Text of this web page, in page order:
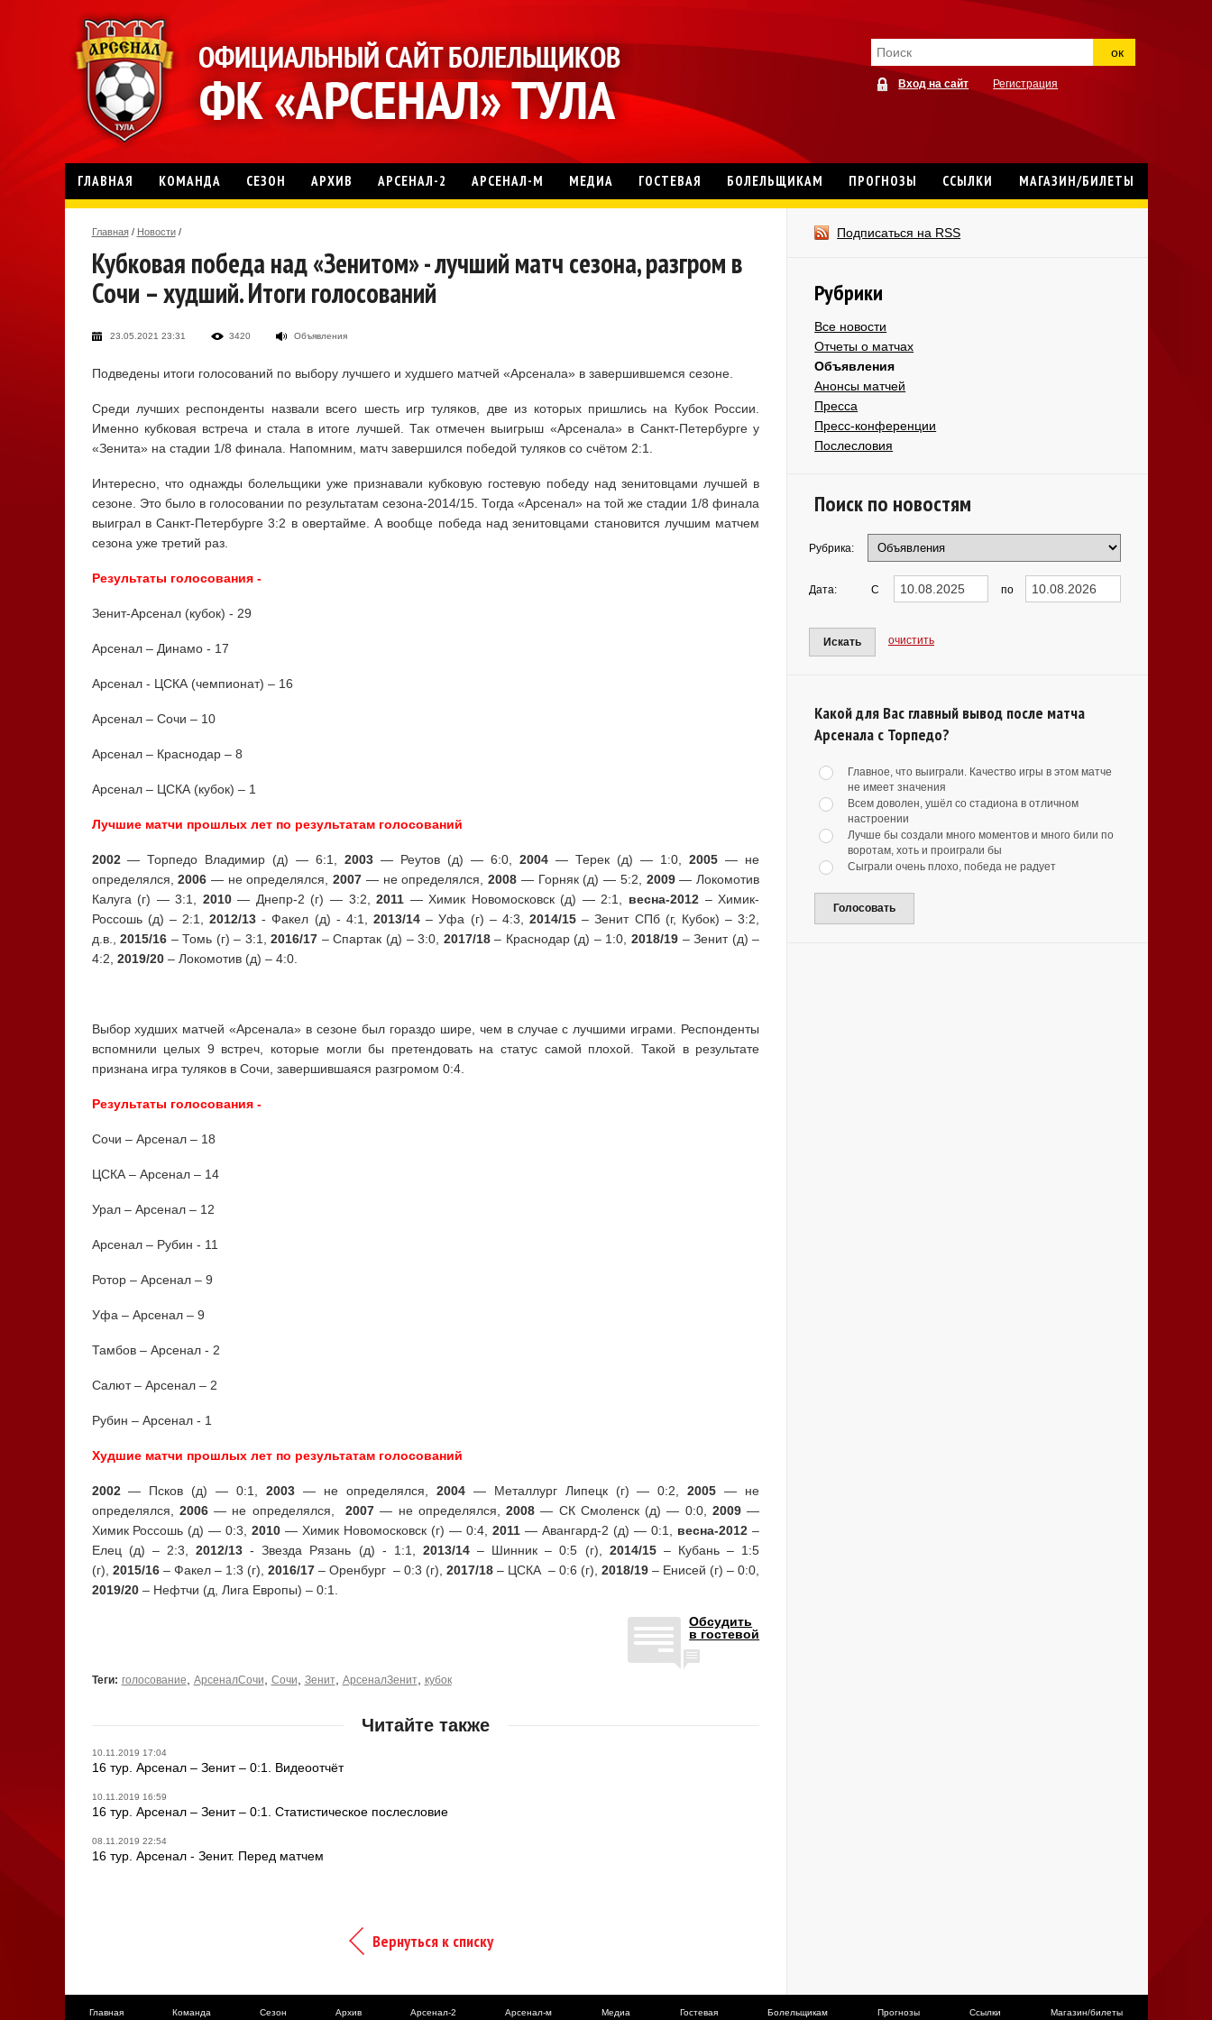
ок
Вход на сайт Регистрация
ГЛАВНАЯ КОМАНДА СЕЗОН АРХИВ АРСЕНАЛ-2 АРСЕНАЛ-М МЕДИА ГОСТЕВАЯ БОЛЕЛЬЩИКАМ ПРОГНОЗЫ ССЫЛКИ МАГАЗИН/БИЛЕТЫ
Главная / Новости /
Кубковая победа над «Зенитом» - лучший матч сезона, разгром в
Сочи – худший. Итоги голосований
23.05.2021 23:31 3420 Объявления
Подведены итоги голосований по выбору лучшего и худшего матчей «Арсенала» в завершившемся сезоне.
Среди лучших респонденты назвали всего шесть игр туляков, две из которых пришлись на Кубок России.
Именно кубковая встреча и стала в итоге лучшей. Так отмечен выигрыш «Арсенала» в Санкт-Петербурге у
«Зенита» на стадии 1/8 финала. Напомним, матч завершился победой туляков со счётом 2:1.
Интересно, что однажды болельщики уже признавали кубковую гостевую победу над зенитовцами лучшей в
сезоне. Это было в голосовании по результатам сезона-2014/15. Тогда «Арсенал» на той же стадии 1/8 финала
выиграл в Санкт-Петербурге 3:2 в овертайме. А вообще победа над зенитовцами становится лучшим матчем
сезона уже третий раз.
Результаты голосования -
Зенит-Арсенал (кубок) - 29
Арсенал – Динамо - 17
Арсенал - ЦСКА (чемпионат) – 16
Арсенал – Сочи – 10
Арсенал – Краснодар – 8
Арсенал – ЦСКА (кубок) – 1
Лучшие матчи прошлых лет по результатам голосований
2002— Торпедо Владимир (д) — 6:1,2003 — Реутов (д) — 6:0,2004 — Терек (д) — 1:0,2005 — не
определялся,2006 — не определялся,2007 — не определялся,2008 — Горняк (д) — 5:2, 2009— Локомотив
Калуга (г) — 3:1, 2010— Днепр-2 (г) — 3:2,2011 — Химик Новомосковск (д) — 2:1, весна-2012 – Химик-
Россошь (д) – 2:1,2012/13 - Факел (д) - 4:1,2013/14 – Уфа (г) – 4:3,2014/15 – Зенит СПб (г, Кубок) – 3:2,
д.в.,2015/16 – Томь (г) – 3:1,2016/17 – Спартак (д) – 3:0, 2017/18– Краснодар (д) – 1:0, 2018/19 – Зенит (д) –
4:2, 2019/20– Локомотив (д) – 4:0.
Выбор худших матчей «Арсенала» в сезоне был гораздо шире, чем в случае с лучшими играми. Респонденты
вспомнили целых 9 встреч, которые могли бы претендовать на статус самой плохой. Такой в результате
признана игра туляков в Сочи, завершившаяся разгромом 0:4.
Результаты голосования -
Сочи – Арсенал – 18
ЦСКА – Арсенал – 14
Урал – Арсенал – 12
Арсенал – Рубин - 11
Ротор – Арсенал – 9
Уфа – Арсенал – 9
Тамбов – Арсенал - 2
Салют – Арсенал – 2
Рубин – Арсенал - 1
Худшие матчи прошлых лет по результатам голосований
2002— Псков (д) — 0:1,2003 — не определялся, 2004— Металлург Липецк (г) — 0:2,2005 — не
определялся, 2006— не определялся,2007 — не определялся,2008 — СК Смоленск (д) — 0:0, 2009—
Химик Россошь (д) — 0:3,2010 — Химик Новомосковск (г) — 0:4,2011 — Авангард-2 (д) — 0:1, весна-2012 –
Елец (д) – 2:3,2012/13 - Звезда Рязань (д) - 1:1, 2013/14– Шинник – 0:5 (г), 2014/15– Кубань – 1:5
(г), 2015/16– Факел – 1:3 (г), 2016/17– Оренбург – 0:3 (г), 2017/18– ЦСКА – 0:6 (г),2018/19 – Енисей (г) – 0:0,
2019/20– Нефтчи (д, Лига Европы) – 0:1.
Обсудить
в гостевой
Теги: голосование, АрсеналСочи, Сочи, Зенит, АрсеналЗенит, кубок
Читайте также
10.11.2019 17:04
16 тур. Арсенал – Зенит – 0:1. Видеоотчёт
10.11.2019 16:59
16 тур. Арсенал – Зенит – 0:1. Статистическое послесловие
08.11.2019 22:54
16 тур. Арсенал - Зенит. Перед матчем
Вернуться к списку
Подписаться на RSS
Рубрики
Все новости
Отчеты о матчах
Объявления
Анонсы матчей
Пресса
Пресс-конференции
Послесловия
Поиск по новостям
Рубрика:
Дата: С по
Искать очистить
Какой для Вас главный вывод после матча
Арсенала с Торпедо?
Главное, что выиграли. Качество игры в этом матче
не имеет значения
Всем доволен, ушёл со стадиона в отличном
настроении
Лучше бы создали много моментов и много били по
воротам, хоть и проиграли бы
Сыграли очень плохо, победа не радует
Голосовать
Главная Команда Сезон Архив Арсенал-2 Арсенал-м Медиа Гостевая Болельщикам Прогнозы Ссылки Магазин/билеты